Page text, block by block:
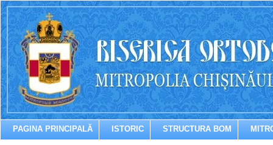
PAGINA PRINCIPALĂ ISTORIC STRUCTURA BOM